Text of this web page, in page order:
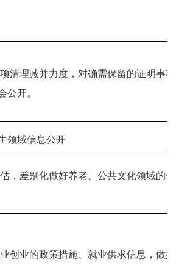
清理减并力度，对确需保留的证明事项
公开。
领域信息公开
，差别化做好养老、公共文化领域的信
创业的政策措施、就业供求信息，做好